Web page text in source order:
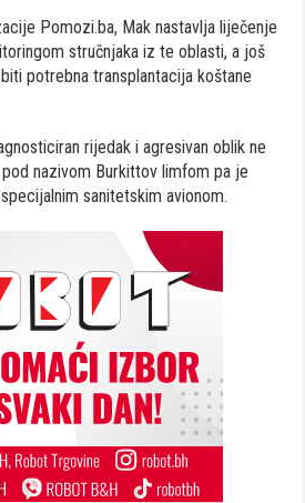
Pomozi.ba, Mak nastavlja liječenje
stručnjaka iz te oblasti, a još
potrebna transplantacija koštane
rijedak i agresivan oblik ne
nazivom Burkittov limfom pa je
sanitetskim avionom.